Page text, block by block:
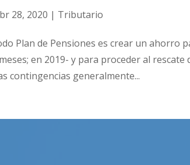
28, 2020 | Tributario
Plan de Pensiones es crear un ahorro
en 2019- y para proceder al
contingencias generalmente...